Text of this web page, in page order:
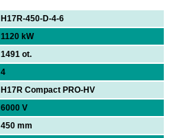
H17R-450-D-4-6
1120 kW
1491 ot.
4
H17R Compact PRO-HV
6000 V
450 mm